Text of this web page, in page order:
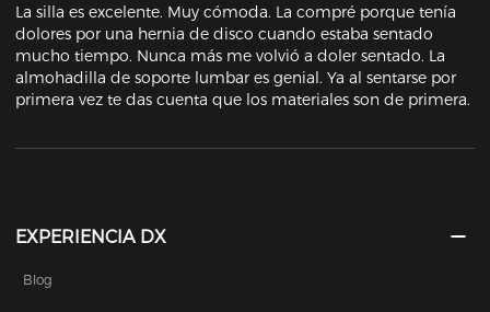
La silla es excelente. Muy cómoda. La compré porque tenía
dolores por una hernia de disco cuando estaba sentado
mucho tiempo. Nunca más me volvió a doler sentado. La
almohadilla de soporte lumbar es genial. Ya al sentarse por
primera vez te das cuenta que los materiales son de primera.
EXPERIENCIA DX
Blog